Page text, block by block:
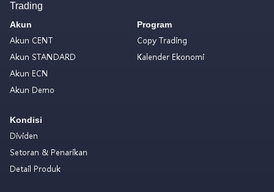
Trading
Akun
Akun CENT
Akun STANDARD
Akun ECN
Akun Demo
Kondisi
Dividen
Setoran & Penarikan
Detail Produk
Program
Copy Trading
Kalender Ekonomi